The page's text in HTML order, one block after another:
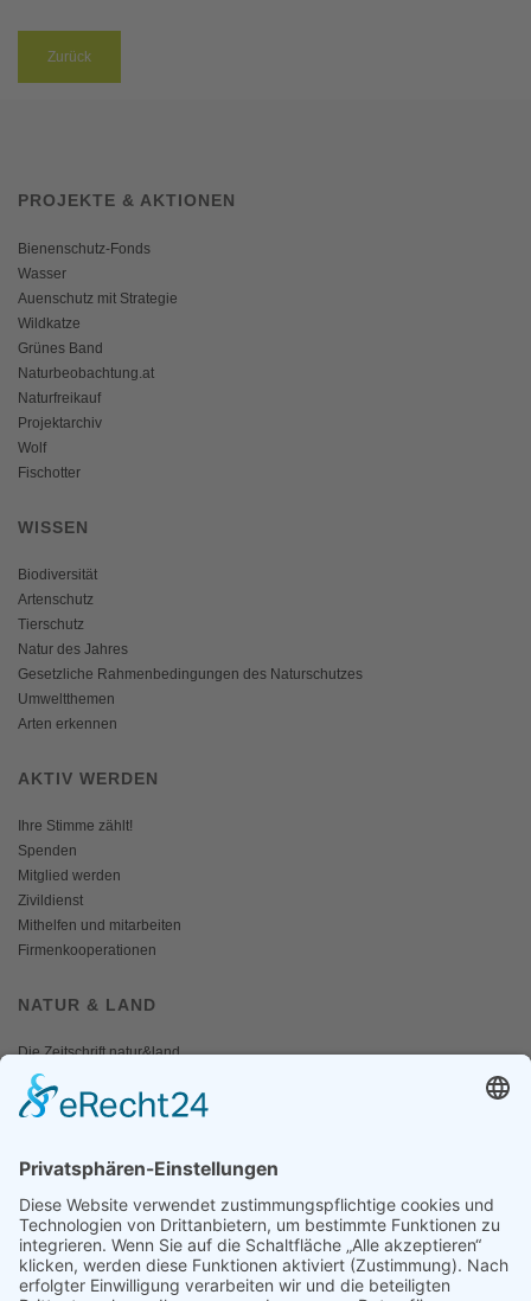
Zurück
PROJEKTE & AKTIONEN
Bienenschutz-Fonds
Wasser
Auenschutz mit Strategie
Wildkatze
Grünes Band
Naturbeobachtung.at
Naturfreikauf
Projektarchiv
Wolf
Fischotter
WISSEN
Biodiversität
Artenschutz
Tierschutz
Natur des Jahres
Gesetzliche Rahmenbedingungen des Naturschutzes
Umweltthemen
Arten erkennen
AKTIV WERDEN
Ihre Stimme zählt!
Spenden
Mitglied werden
Zivildienst
Mithelfen und mitarbeiten
Firmenkooperationen
NATUR & LAND
Die Zeitschrift natur&land
Archiv
Mediadaten
Fotos und Logos
Presseaussendungen
Presse
Presseinformationen abonnieren